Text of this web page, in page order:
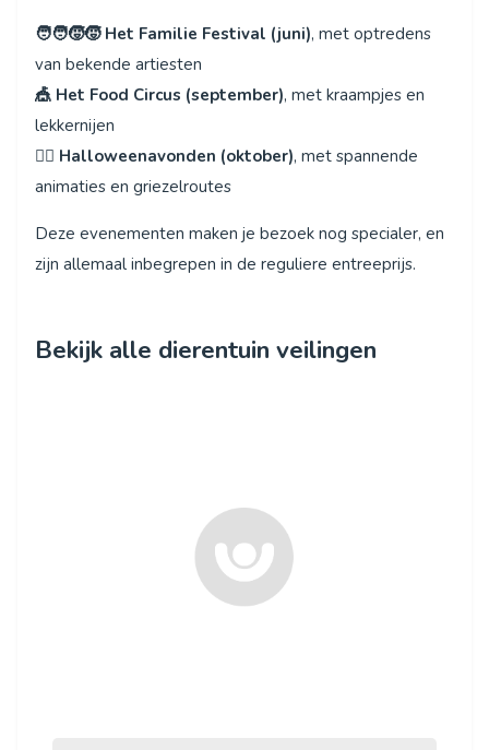
🧑‍🧑‍🧒‍🧒 Het Familie Festival (juni), met optredens
van bekende artiesten
🎪 Het Food Circus (september), met kraampjes en
lekkernijen
🧙‍♀️ Halloweenavonden (oktober), met spannende
animaties en griezelroutes
Deze evenementen maken je bezoek nog specialer, en
zijn allemaal inbegrepen in de reguliere entreeprijs.
Bekijk alle dierentuin veilingen